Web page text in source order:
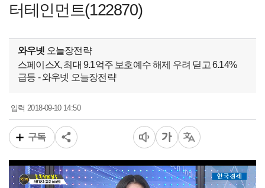
터테인먼트(122870)
와우넷 오늘장전략
스페이스X, 최대 9.1억주 보호예수 해제 우려 딛고 6.14%
급등 - 와우넷 오늘장전략
입력2018-09-10 14:50
구독